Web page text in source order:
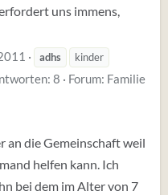
uns immens,
adhs
kinder
8 Forum: Familie
an die Gemeinschaft weil
helfen kann. Ich
bei dem im Alter von 7